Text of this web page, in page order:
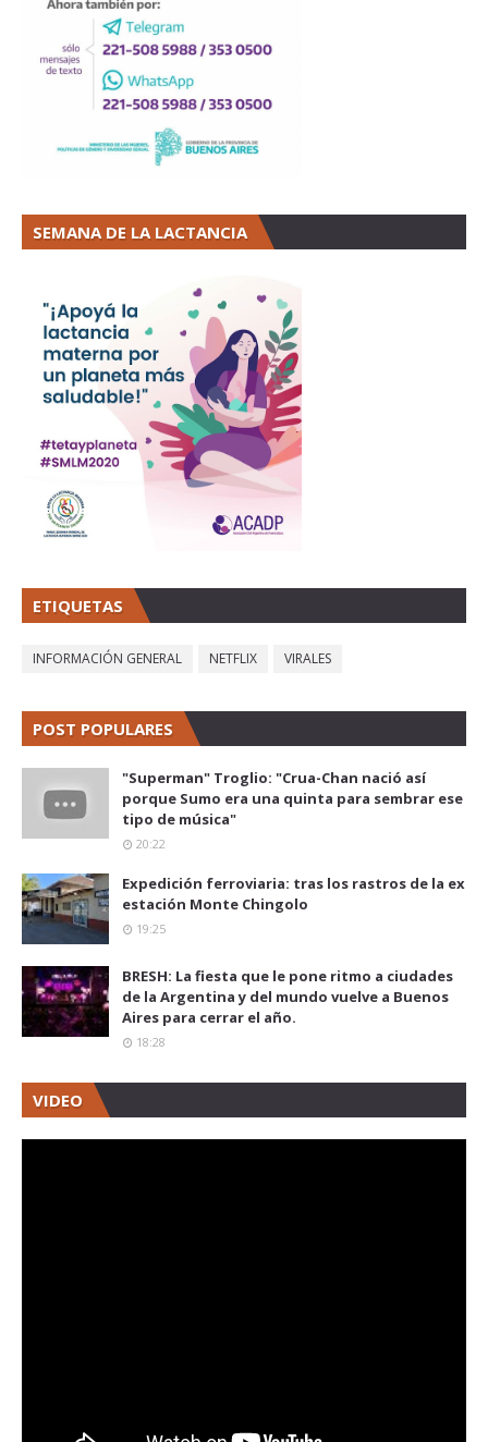
SEMANA DE LA LACTANCIA
ETIQUETAS
INFORMACIÓN GENERAL NETFLIX VIRALES
POST POPULARES
"Superman" Troglio: "Crua-Chan nació así
porque Sumo era una quinta para sembrar ese
tipo de música"
20:22
Expedición ferroviaria: tras los rastros de la ex
estación Monte Chingolo
19:25
BRESH: La fiesta que le pone ritmo a ciudades
de la Argentina y del mundo vuelve a Buenos
Aires para cerrar el año.
18:28
VIDEO